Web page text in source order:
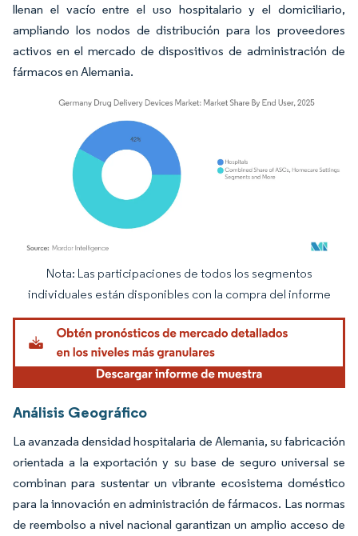
llenan el vacío entre el uso hospitalario y el domiciliario,
ampliando los nodos de distribución para los proveedores
activos en el mercado de dispositivos de administración de
fármacos en Alemania.
Imagen © Mordor Intelligence. El uso requiere atribución según CC BY 4.0.
Nota: Las participaciones de todos los segmentos
individuales están disponibles con la compra del informe
Análisis Geográfico
La avanzada densidad hospitalaria de Alemania, su fabricación
orientada a la exportación y su base de seguro universal se
combinan para sustentar un vibrante ecosistema doméstico
para la innovación en administración de fármacos. Las normas
de reembolso a nivel nacional garantizan un amplio acceso de